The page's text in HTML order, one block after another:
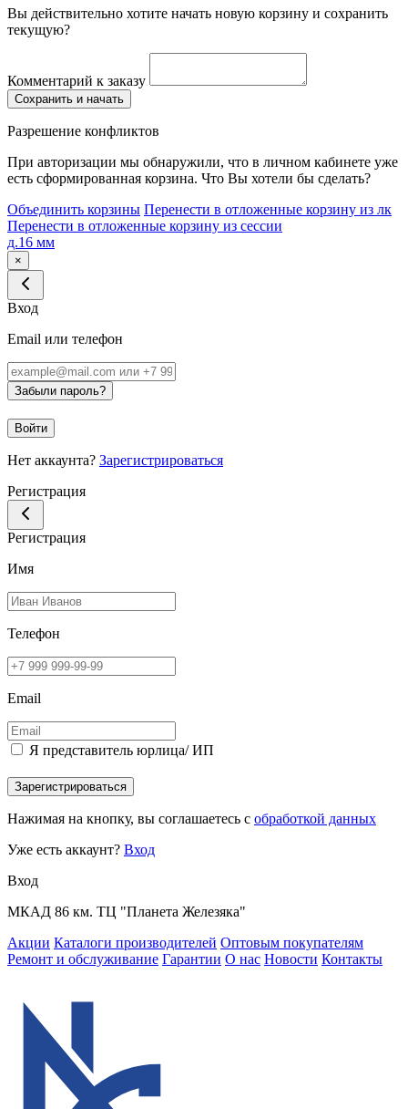
Вы действительно хотите начать новую корзину и сохранить
текущую?
Комментарий к заказу
Сохранить и начать
Разрешение конфликтов
При авторизации мы обнаружили, что в личном кабинете уже
есть сформированная корзина. Что Вы хотели бы сделать?
Объединить корзины Перенести в отложенные корзину из лк
Перенести в отложенные корзину из сессии
д.16 мм
×
Вход
Email или телефон
Забыли пароль?
Войти
Нет аккаунта? Зарегистрироваться
Регистрация
Регистрация
Имя
Телефон
Email
Я представитель юрлица/ ИП
Зарегистрироваться
Нажимая на кнопку, вы соглашаетесь с обработкой данных
Уже есть аккаунт? Вход
Вход
МКАД 86 км. ТЦ "Планета Железяка"
Акции Каталоги производителей Оптовым покупателям
Ремонт и обслуживание Гарантии О нас Новости Контакты